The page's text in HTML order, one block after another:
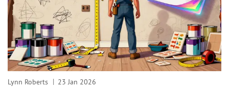
Lynn Roberts 23 Jan 2026